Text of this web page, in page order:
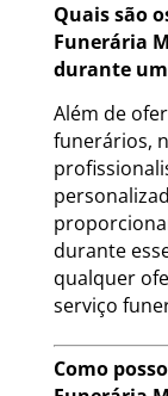
Quais são
Funerária
durante
Além de
funerários,
durante
qualquer
serviço
Como